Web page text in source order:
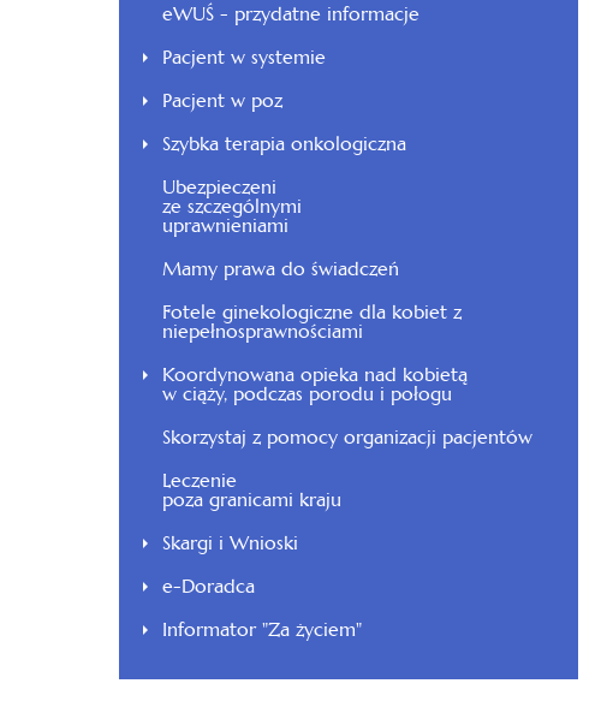
eWUŚ - przydatne informacje
Pacjent w systemie
Pacjent w poz
Szybka terapia onkologiczna
Ubezpieczeni
ze szczególnymi
uprawnieniami
Mamy prawa do świadczeń
Fotele ginekologiczne dla kobiet z
niepełnosprawnościami
Koordynowana opieka nad kobietą
w ciąży, podczas porodu i połogu
Skorzystaj z pomocy organizacji pacjentów
Leczenie
poza granicami kraju
Skargi i Wnioski
e-Doradca
Informator "Za życiem"